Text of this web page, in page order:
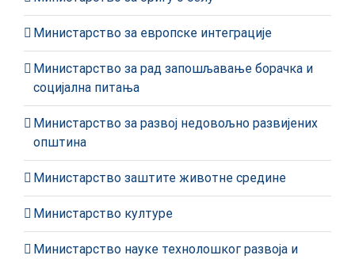
Министарство за европске интеграције
Министарство за рад запошљавање борачка и
социјална питања
Министарство за развој недовољно развијених
општина
Министарство заштите животне средине
Министарство културе
Министарство науке технолошког развоја и